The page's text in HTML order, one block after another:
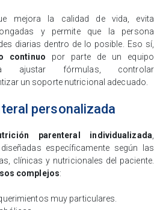
mejora la calidad de vida, evita
y permite que la persona
diarias dentro de lo posible. Eso sí,
continuo por parte de un equipo
ajustar fórmulas, controlar
un soporte nutricional adecuado.
personalizada
parenteral individualizada,
específicamente según las
clínicas y nutricionales del paciente.
complejos:
muy particulares.